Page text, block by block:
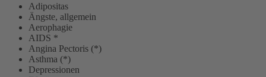
Adipositas
Ängste, allgemein
Aerophagie
AIDS *
Angina Pectoris (*)
Asthma (*)
Depressionen